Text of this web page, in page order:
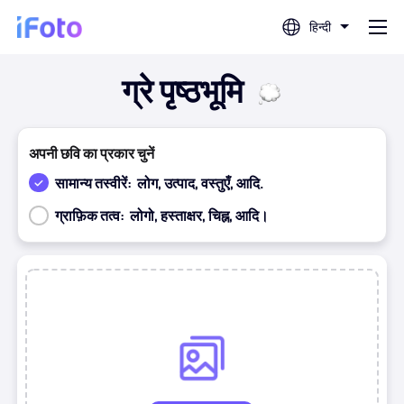
हिन्दी
लॉग इन करें
एआई फोटो संपादक
बैकग्राउंड रिमूवर
ग्रे पृष्ठभूमि
अपनी छवि का प्रकार चुनें
सामान्य तस्वीरें:लोग, उत्पाद, वस्तुएँ, आदि.
ग्राफ़िक तत्व:लोगो, हस्ताक्षर, चिह्न, आदि।
पहले बाद